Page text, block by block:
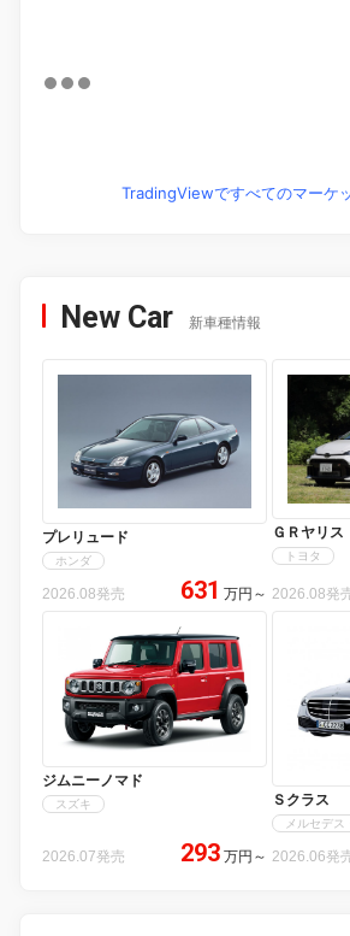
TradingViewですべてのマーケ
New Car 新車種情報
プレリュード
ホンダ
2026.08発売 631 万円 ～
ＧＲヤリス
トヨタ
2026.08発
ジムニーノマド
スズキ
2026.07発売 293 万円 ～
Ｓクラス
メルセデス
2026.06発